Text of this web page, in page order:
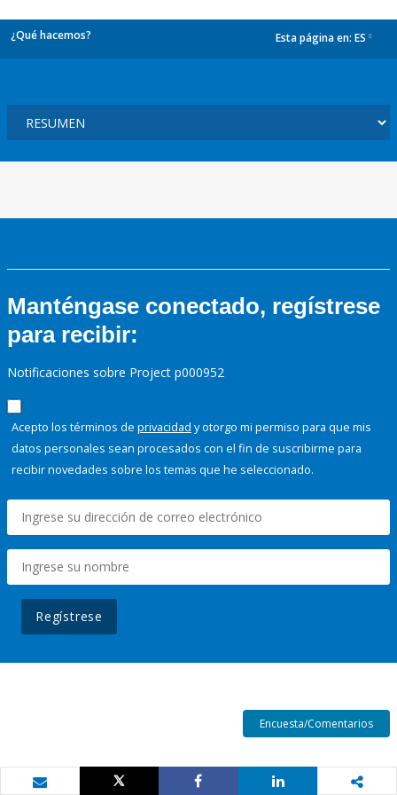
¿Qué hacemos? Esta página en: ES
Manténgase conectado, regístrese
para recibir:
Notificaciones sobre Project p000952
Acepto los términos de privacidad y otorgo mi permiso para que mis
datos personales sean procesados con el fin de suscribirme para
recibir novedades sobre los temas que he seleccionado.
Regístrese
Encuesta/Comentarios